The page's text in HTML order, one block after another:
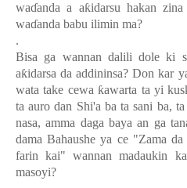
waɗanda a aƙidarsu hakan
waɗanda babu ilimin ma?
.
Bisa ga wannan dalili dole ki
aƙidarsa da addininsa? Don kar
wata take cewa ƙawarta ta yi
ta auro dan Shi'a ba ta sani ba,
nasa, amma daga baya an ga
dama Bahaushe ya ce "Zama
farin kai" wannan madaukin
masoyi?